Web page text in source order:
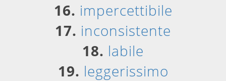
16. impercettibile
17. inconsistente
18. labile
19. leggerissimo